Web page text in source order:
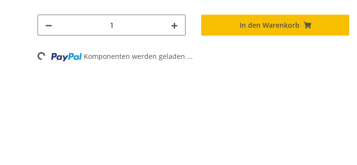
In den Warenkorb
Loading... Komponenten werden geladen ...